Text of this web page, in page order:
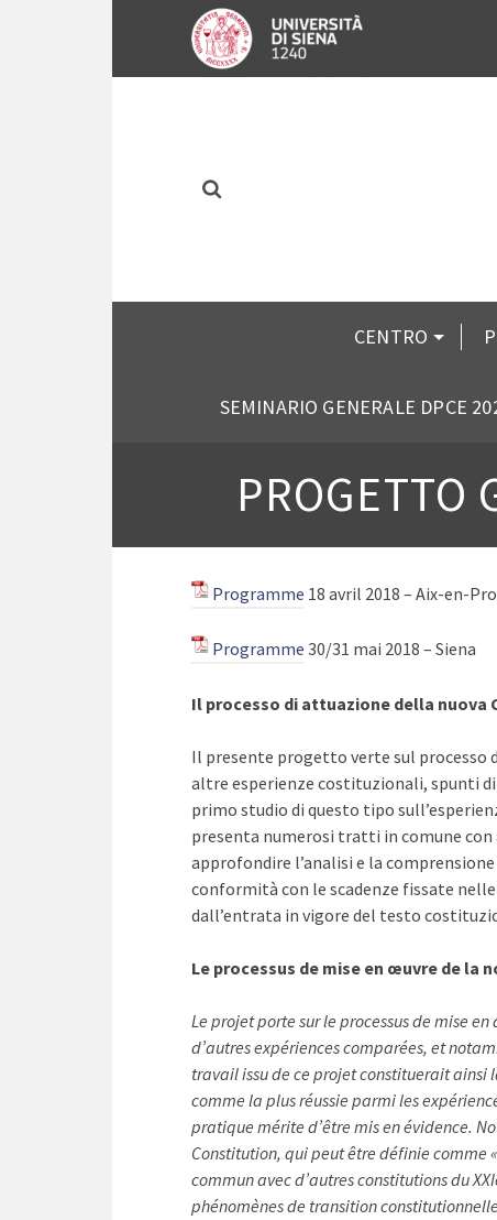
CENTRO
SEMINARIO GENERALE DPCE
PROGETTO
Programme 18 avril 2018 – Aix-en-
Programme 30/31 mai 2018 – Siena
Il processo di attuazione della nuova
Il presente progetto verte sul processo
altre esperienze costituzionali, spunti
primo studio di questo tipo
presenta numerosi tratti in comune
approfondire l’analisi e la
conformità con le scadenze fissate
dall’entrata in vigore del testo
Le processus de mise en œuvre de la
Le projet porte sur le processus de mise
d’autres expériences comparées, et
travail issu de ce projet constituerait ainsi
comme la plus réussie parmi les
pratique mérite d’être mis en évidence.
Constitution, qui peut être définie comme
commun avec d’autres constitutions du
phénomènes de transition